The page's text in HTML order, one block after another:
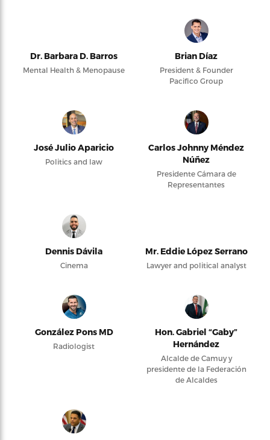
Dr. Barbara D. Barros
Mental Health & Menopause
Brian Díaz
President & Founder
Pacifico Group
José Julio Aparicio
Politics and law
Carlos Johnny Méndez
Núñez
Presidente Cámara de
Representantes
Dennis Dávila
Cinema
Mr. Eddie López Serrano
Lawyer and political analyst
González Pons MD
Radiologist
Hon. Gabriel “Gaby”
Hernández
Alcalde de Camuy y
presidente de la Federación
de Alcaldes